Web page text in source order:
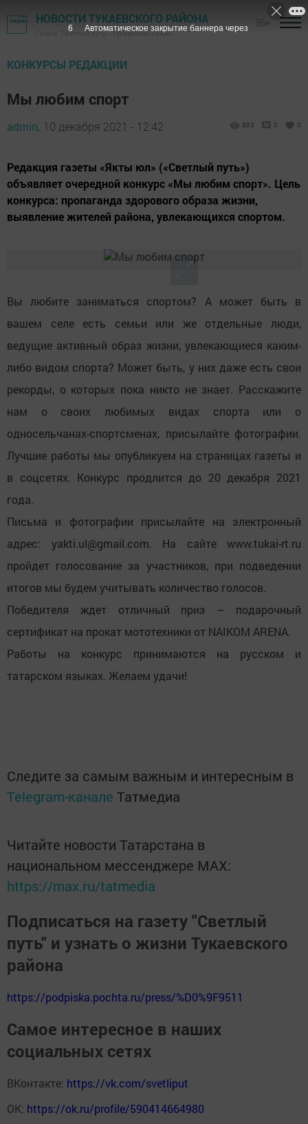
НОВОСТИ ТУКАЕВСКОГО РАЙОНА
Газета "Светлый путь" - Тукаевский район
КОНКУРСЫ РЕДАКЦИИ
Мы любим спорт
admin, 10 декабря 2021 - 12:42 863 0 0
Редакция газеты «Якты юл» («Светлый путь»)
объявляет очередной конкурс «Мы любим спорт». Цель
конкурса: пропаганда здорового образа жизни,
выявление жителей района, увлекающихся спортом.
Вы любите заниматься спортом? А может быть в
вашем селе есть семьи или же отдельные люди,
ведущие активный образ жизни, увлекающиеся каким-
либо видом спорта? Может быть, у них даже есть свои
рекорды, о которых пока никто не знает. Расскажите
нам о своих любимых видах спорта или о
односельчанах-спортсменах, присылайте фотографии.
Лучшие работы мы опубликуем на страницах газеты и
в соцсетях. Конкурс продлится до 20 декабря 2021
года.
Письма и фотографии присылайте на электронный
адрес: yakti.ul@gmail.com. На сайте www.tukai-rt.ru
пройдет голосование за участников, при подведении
итогов мы будем учитывать количество голосов.
Победителя ждет отличный приз – подарочный
сертификат на прокат мототехники от NAIKOM ARENA.
Работы на конкурс принимаются на русском и
татарском языках. Желаем удачи!
Следите за самым важным и интересным в
Telegram-канале Татмедиа
Читайте новости Татарстана в
национальном мессенджере MАХ:
https://max.ru/tatmedia
Подписаться на газету "Светлый
путь" и узнать о жизни Тукаевского
района
https://podpiska.pochta.ru/press/%D0%9F9511
Самое интересное в наших
социальных сетях
ВКонтакте: https://vk.com/svetliput
ОК: https://ok.ru/profile/590414664980
4 Автоматическое закрытие баннера через